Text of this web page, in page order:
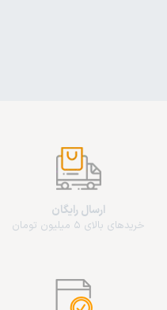
ارسال رایگان
خریدهای بالای 5 میلیون تومان